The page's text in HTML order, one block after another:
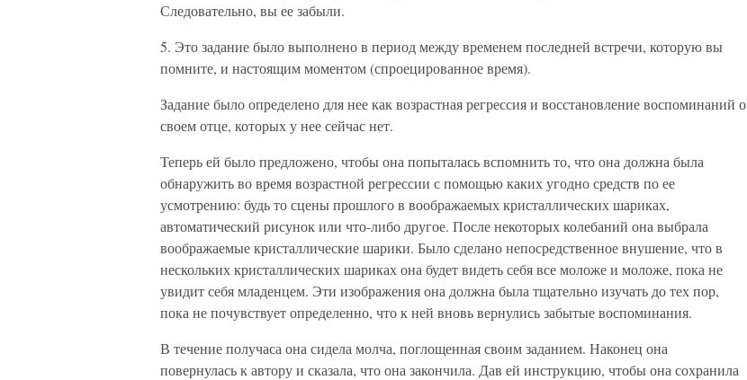
Следовательно, вы ее забыли.
5. Это задание было выполнено в период между временем последней встречи, которую вы
помните, и настоящим моментом (спроецированное время).
Задание было определено для нее как возрастная регрессия и восстановление воспоминаний о
своем отце, которых у нее сейчас нет.
Теперь ей было предложено, чтобы она попыталась вспомнить то, что она должна была
обнаружить во время возрастной регрессии с помощью каких угодно средств по ее
усмотрению: будь то сцены прошлого в воображаемых кристаллических шариках,
автоматический рисунок или что-либо другое. После некоторых колебаний она выбрала
воображаемые кристаллические шарики. Было сделано непосредственное внушение, что в
нескольких кристаллических шариках она будет видеть себя все моложе и моложе, пока не
увидит себя младенцем. Эти изображения она должна была тщательно изучать до тех пор,
пока не почувствует определенно, что к ней вновь вернулись забытые воспоминания.
В течение получаса она сидела молча, поглощенная своим заданием. Наконец она
повернулась к автору и сказала, что она закончила. Дав ей инструкцию, чтобы она сохранила